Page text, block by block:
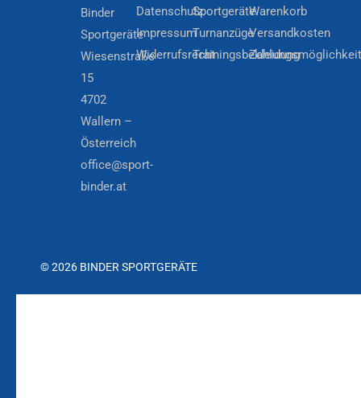
Binder
Sportgeräte
Wiesenstraße
15
4702
Wallern –
Österreich
office@sport-
binder.at
Datenschutz
Impressum
Widerrufsrecht
Sportgeräte
Turnanzüge
Trainingsbekleidung
Warenkorb
Versandkosten
© 2026 BINDER SPORTGERÄTE